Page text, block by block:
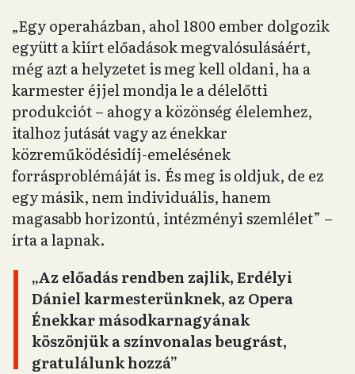
„Egy operaházban, ahol 1800 ember dolgozik
együtt a kiírt előadások megvalósulásáért,
még azt a helyzetet is meg kell oldani, ha a
karmester éjjel mondja le a délelőtti
produkciót – ahogy a közönség élelemhez,
italhoz jutását vagy az énekkar
közreműködésidíj-emelésének
forrásproblémáját is. És meg is oldjuk, de ez
egy másik, nem individuális, hanem
magasabb horizontú, intézményi szemlélet” –
írta a lapnak.
„Az előadás rendben zajlik, Erdélyi
Dániel karmesterünknek, az Opera
Énekkar másodkarnagyának
köszönjük a színvonalas beugrást,
gratulálunk hozzá”